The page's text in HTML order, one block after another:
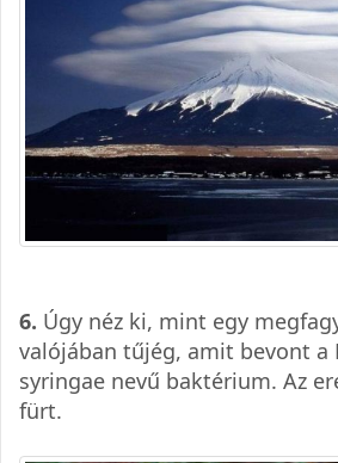
6. Úgy néz ki, mint egy
valójában tűjég, amit bevont a
syringae nevű baktérium. Az
fürt.